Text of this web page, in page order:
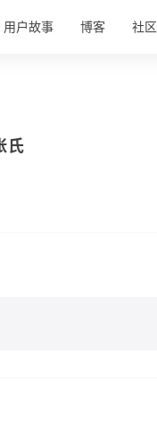
用户故事 博客 社区
氏